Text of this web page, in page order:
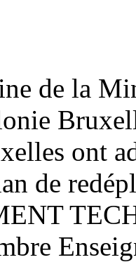
de la
ont
de